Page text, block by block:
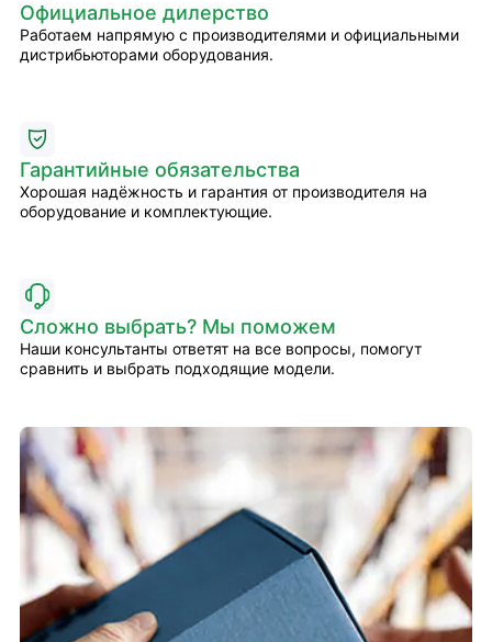
Официальное дилерство
Работаем напрямую с производителями и официальными
дистрибьюторами оборудования.
Гарантийные обязательства
Хорошая надёжность и гарантия от производителя на
оборудование и комплектующие.
Сложно выбрать? Мы поможем
Наши консультанты ответят на все вопросы, помогут
сравнить и выбрать подходящие модели.